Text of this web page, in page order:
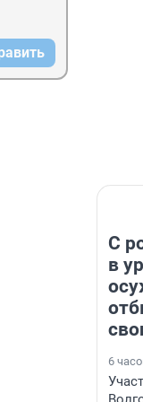
С
в
6